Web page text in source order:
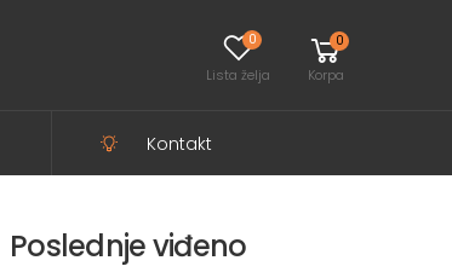
0
Lista želja
0
Korpa
Kontakt
Poslednje viđeno